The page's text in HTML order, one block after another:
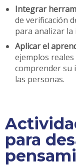
Integrar
de verificación
para analizar
Aplicar el
ejemplos
comprender su
las personas.
para